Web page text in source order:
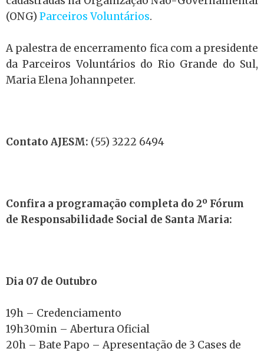
(ONG) Parceiros Voluntários.
A palestra de encerramento fica com a presidente
da Parceiros Voluntários do Rio Grande do Sul,
Maria Elena Johannpeter.
Contato AJESM: (55) 3222 6494
Confira a programação completa do 2º Fórum
de Responsabilidade Social de Santa Maria:
Dia 07 de Outubro
19h – Credenciamento
19h30min – Abertura Oficial
20h – Bate Papo – Apresentação de 3 Cases de